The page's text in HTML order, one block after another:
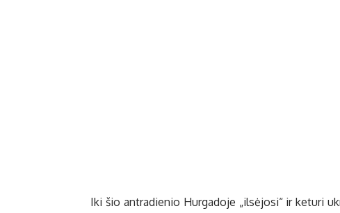
Iki šio ant­ra­die­nio Hur­ga­do­je „il­sė­jo­si“ ir ke­tu­ri